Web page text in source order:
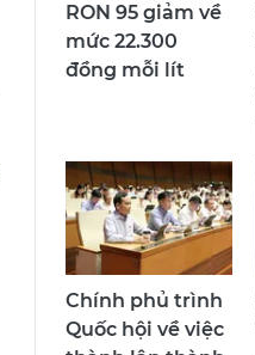
RON 95 giảm về
mức 22.300
đồng mỗi lít
Chính phủ trình
Quốc hội về việc